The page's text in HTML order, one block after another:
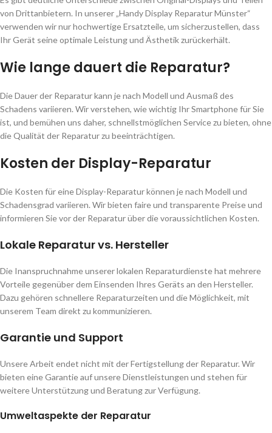
von Drittanbietern. In unserer „Handy Display Reparatur Münster“
verwenden wir nur hochwertige Ersatzteile, um sicherzustellen, dass
Ihr Gerät seine optimale Leistung und Ästhetik zurückerhält.
Wie lange dauert die Reparatur?
Die Dauer der Reparatur kann je nach Modell und Ausmaß des
Schadens variieren. Wir verstehen, wie wichtig Ihr Smartphone für Sie
ist, und bemühen uns daher, schnellstmöglichen Service zu bieten, ohne
die Qualität der Reparatur zu beeinträchtigen.
Kosten der Display-Reparatur
Die Kosten für eine Display-Reparatur können je nach Modell und
Schadensgrad variieren. Wir bieten faire und transparente Preise und
informieren Sie vor der Reparatur über die voraussichtlichen Kosten.
Lokale Reparatur vs. Hersteller
Die Inanspruchnahme unserer lokalen Reparaturdienste hat mehrere
Vorteile gegenüber dem Einsenden Ihres Geräts an den Hersteller.
Dazu gehören schnellere Reparaturzeiten und die Möglichkeit, mit
unserem Team direkt zu kommunizieren.
Garantie und Support
Unsere Arbeit endet nicht mit der Fertigstellung der Reparatur. Wir
bieten eine Garantie auf unsere Dienstleistungen und stehen für
weitere Unterstützung und Beratung zur Verfügung.
Umweltaspekte der Reparatur